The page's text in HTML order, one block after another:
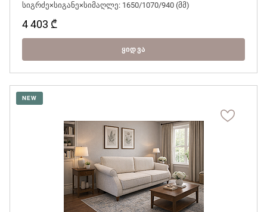
სიგრძე×სიგანე×სიმაღლე: 1650/1070/940 (მმ)
4 403 ₾
ᲧᲘᲓᲕᲐ
NEW